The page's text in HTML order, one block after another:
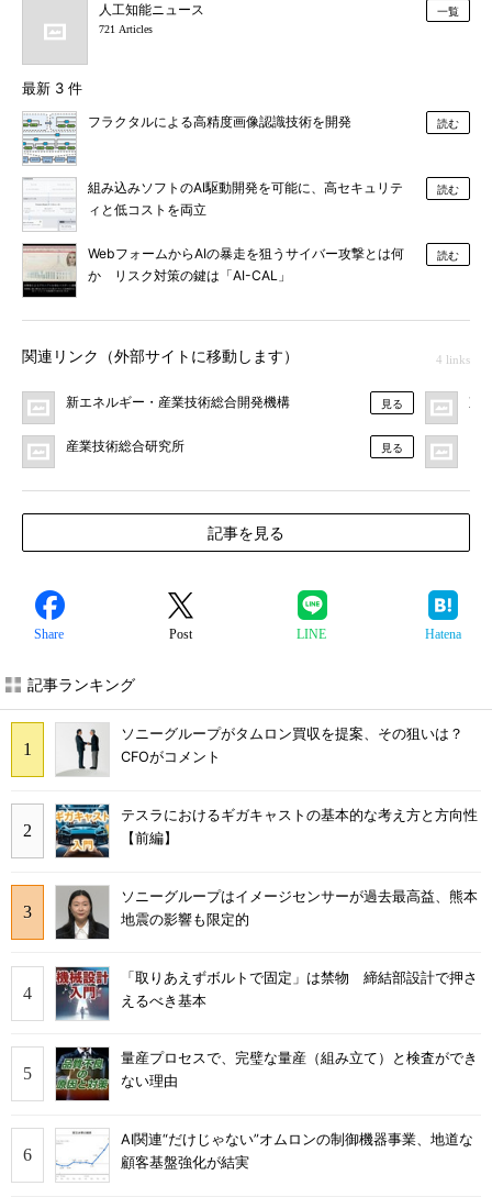
人工知能ニュース
721 Articles
一覧
最新 3 件
フラクタルによる高精度画像認識技術を開発 読む
組み込みソフトのAI駆動開発を可能に、高セキュリテ
ィと低コストを両立
読む
WebフォームからAIの暴走を狙うサイバー攻撃とは何
か リスク対策の鍵は「AI-CAL」
読む
関連リンク（外部サイトに移動します） 4 links
新エネルギー・産業技術総合開発機構 見る
産業技術総合研究所 見る
東
記事を見る
Share Post LINE Hatena
記事ランキング
ソニーグループがタムロン買収を提案、その狙いは？
CFOがコメント
テスラにおけるギガキャストの基本的な考え方と方向性
【前編】
ソニーグループはイメージセンサーが過去最高益、熊本
地震の影響も限定的
「取りあえずボルトで固定」は禁物 締結部設計で押さ
えるべき基本
量産プロセスで、完璧な量産（組み立て）と検査ができ
ない理由
AI関連“だけじゃない”オムロンの制御機器事業、地道な
顧客基盤強化が結実